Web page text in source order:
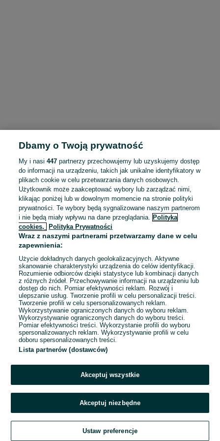
To ogłoszenie nie jest już dostępne
Przejdź na stronę główną
Dbamy o Twoją prywatność
My i nasi447 partnerzy przechowujemy lub uzyskujemy dostęp
do informacji na urządzeniu, takich jak unikalne identyfikatory w
plikach cookie w celu przetwarzania danych osobowych.
Użytkownik może zaakceptować wybory lub zarządzać nimi,
klikając poniżej lub w dowolnym momencie na stronie polityki
prywatności. Te wybory będą sygnalizowane naszym partnerom
i nie będą miały wpływu na dane przeglądania. Polityka
cookies,
Polityka Prywatności
Wraz z naszymi partnerami przetwarzamy dane w celu
zapewnienia:
Użycie dokładnych danych geolokalizacyjnych. Aktywne
skanowanie charakterystyki urządzenia do celów identyfikacji.
Rozumienie odbiorców dzięki statystyce lub kombinacji danych
z różnych źródeł. Przechowywanie informacji na urządzeniu lub
dostęp do nich. Pomiar efektywności reklam. Rozwój i
ulepszanie usług. Tworzenie profili w celu personalizacji treści.
Tworzenie profili w celu spersonalizowanych reklam.
Wykorzystywanie ograniczonych danych do wyboru reklam.
Wykorzystywanie ograniczonych danych do wyboru treści.
Pomiar efektywności treści. Wykorzystanie profili do wyboru
spersonalizowanych reklam. Wykorzystywanie profili w celu
doboru spersonalizowanych treści.
Lista partnerów (dostawców)
Akceptuj wszystkie
Akceptuj niezbędne
Ustaw preferencje